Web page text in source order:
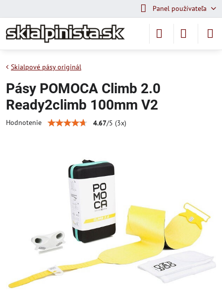
Panel používateľa
Skialpové pásy originál
Pásy POMOCA Climb 2.0
Ready2climb 100mm V2
Hodnotenie 4.67/5 (3x)